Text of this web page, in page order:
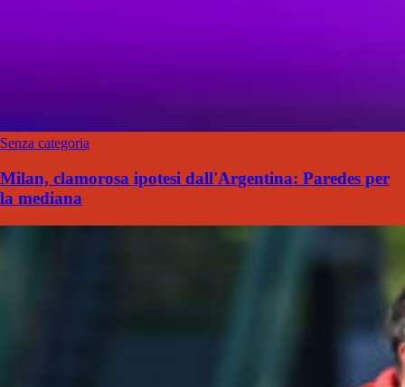
Senza categoria
Milan, clamorosa ipotesi dall'Argentina: Paredes per
la mediana